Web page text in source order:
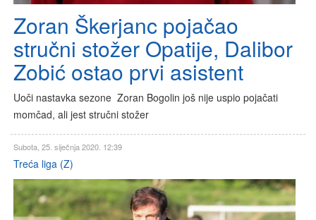
Zoran Škerjanc pojačao
stručni stožer Opatije, Dalibor
Zobić ostao prvi asistent
Uoči nastavka sezone Zoran Bogolin još nije uspio pojačati
momčad, ali jest stručni stožer
Subota, 25. siječnja 2020. 12:39
Treća liga (Z)